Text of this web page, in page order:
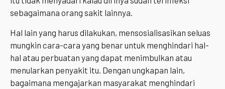
sebagaimana orang sakit lainnya.
Hal lain yang harus dilakukan, mensosialisasikan seluas
mungkin cara-cara yang benar untuk menghindari hal-
hal atau perbuatan yang dapat menimbulkan atau
menularkan penyakit itu. Dengan ungkapan lain,
bagaimana mengajarkan masyarakat menghindari